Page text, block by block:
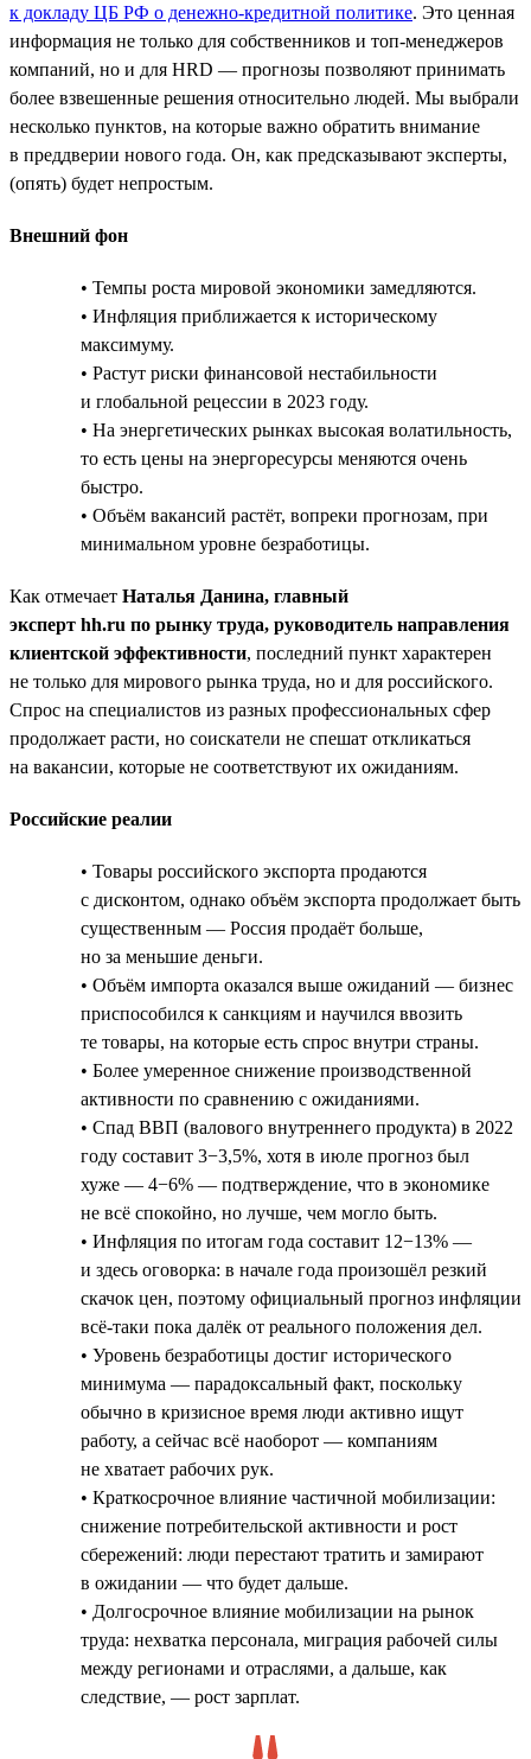
к докладу ЦБ РФ о денежно-кредитной политике. Это ценная
информация не только для собственников и топ-менеджеров
компаний, но и для HRD — прогнозы позволяют принимать
более взвешенные решения относительно людей. Мы выбрали
несколько пунктов, на которые важно обратить внимание
в преддверии нового года. Он, как предсказывают эксперты,
(опять) будет непростым.
Внешний фон
• Темпы роста мировой экономики замедляются.
• Инфляция приближается к историческому
максимуму.
• Растут риски финансовой нестабильности
и глобальной рецессии в 2023 году.
• На энергетических рынках высокая волатильность,
то есть цены на энергоресурсы меняются очень
быстро.
• Объём вакансий растёт, вопреки прогнозам, при
минимальном уровне безработицы.
Как отмечает Наталья Данина, главный
эксперт hh.ru по рынку труда, руководитель направления
клиентской эффективности, последний пункт характерен
не только для мирового рынка труда, но и для российского.
Спрос на специалистов из разных профессиональных сфер
продолжает расти, но соискатели не спешат откликаться
на вакансии, которые не соответствуют их ожиданиям.
Российские реалии
• Товары российского экспорта продаются
с дисконтом, однако объём экспорта продолжает быть
существенным — Россия продаёт больше,
но за меньшие деньги.
• Объём импорта оказался выше ожиданий — бизнес
приспособился к санкциям и научился ввозить
те товары, на которые есть спрос внутри страны.
• Более умеренное снижение производственной
активности по сравнению с ожиданиями.
• Спад ВВП (валового внутреннего продукта) в 2022
году составит 3−3,5%, хотя в июле прогноз был
хуже — 4−6% — подтверждение, что в экономике
не всё спокойно, но лучше, чем могло быть.
• Инфляция по итогам года составит 12−13% —
и здесь оговорка: в начале года произошёл резкий
скачок цен, поэтому официальный прогноз инфляции
всё-таки пока далёк от реального положения дел.
• Уровень безработицы достиг исторического
минимума — парадоксальный факт, поскольку
обычно в кризисное время люди активно ищут
работу, а сейчас всё наоборот — компаниям
не хватает рабочих рук.
• Краткосрочное влияние частичной мобилизации:
снижение потребительской активности и рост
сбережений: люди перестают тратить и замирают
в ожидании — что будет дальше.
• Долгосрочное влияние мобилизации на рынок
труда: нехватка персонала, миграция рабочей силы
между регионами и отраслями, а дальше, как
следствие, — рост зарплат.